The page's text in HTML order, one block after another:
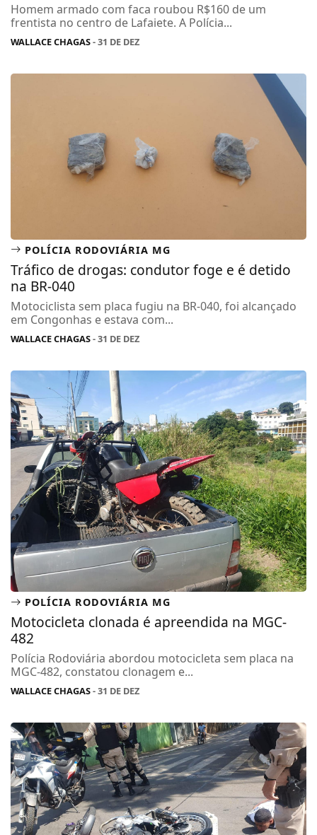
Homem armado com faca roubou R$160 de um
frentista no centro de Lafaiete. A Polícia...
WALLACE CHAGAS- 31 DE DEZ
POLÍCIA RODOVIÁRIA MG
Tráfico de drogas: condutor foge e é detido
na BR-040
Motociclista sem placa fugiu na BR-040, foi alcançado
em Congonhas e estava com...
WALLACE CHAGAS- 31 DE DEZ
POLÍCIA RODOVIÁRIA MG
Motocicleta clonada é apreendida na MGC-
482
Polícia Rodoviária abordou motocicleta sem placa na
MGC-482, constatou clonagem e...
WALLACE CHAGAS- 31 DE DEZ